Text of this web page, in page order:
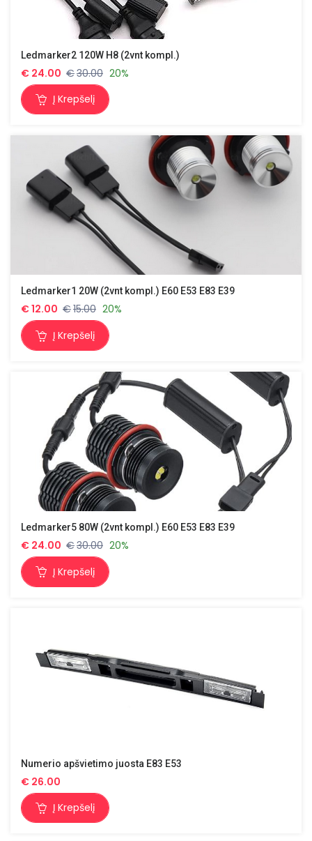
Ledmarker2 120W H8 (2vnt kompl.)
€ 24.00 €30.00 20%
Į Krepšelį
Ledmarker1 20W (2vnt kompl.) E60 E53 E83 E39
€12.00 €15.00 20%
Į Krepšelį
Ledmarker5 80W (2vnt kompl.) E60 E53 E83 E39
€ 24.00 €30.00 20%
Į Krepšelį
Numerio apšvietimo juosta E83 E53
€ 26.00
Į Krepšelį